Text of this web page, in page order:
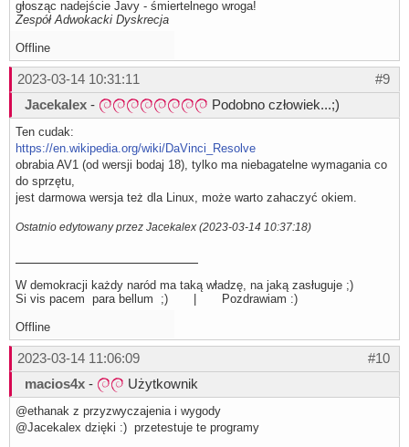
głosząc nadejście Javy - śmiertelnego wroga!
Zespół Adwokacki Dyskrecja
Offline
#9
2023-03-14 10:31:11
Jacekalex - Podobno człowiek...;)
Ten cudak:
https://en.wikipedia.org/wiki/DaVinci_Resolve
obrabia AV1 (od wersji bodaj 18), tylko ma niebagatelne wymagania co
do sprzętu,
jest darmowa wersja też dla Linux, może warto zahaczyć okiem.
Ostatnio edytowany przez Jacekalex (2023-03-14 10:37:18)
W demokracji każdy naród ma taką władzę, na jaką zasługuje ;)
Si vis pacem para bellum ;) | Pozdrawiam :)
Offline
#10
2023-03-14 11:06:09
macios4x - Użytkownik
@ethanak z przyzwyczajenia i wygody
@Jacekalex dzięki :) przetestuje te programy